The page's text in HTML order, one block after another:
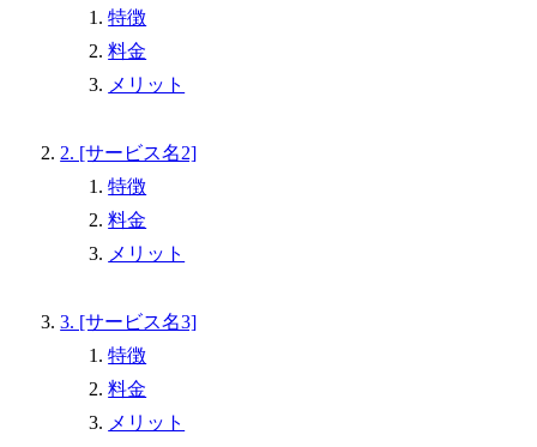
特徴
料金
メリット
2. [サービス名2]
特徴
料金
メリット
3. [サービス名3]
特徴
料金
メリット